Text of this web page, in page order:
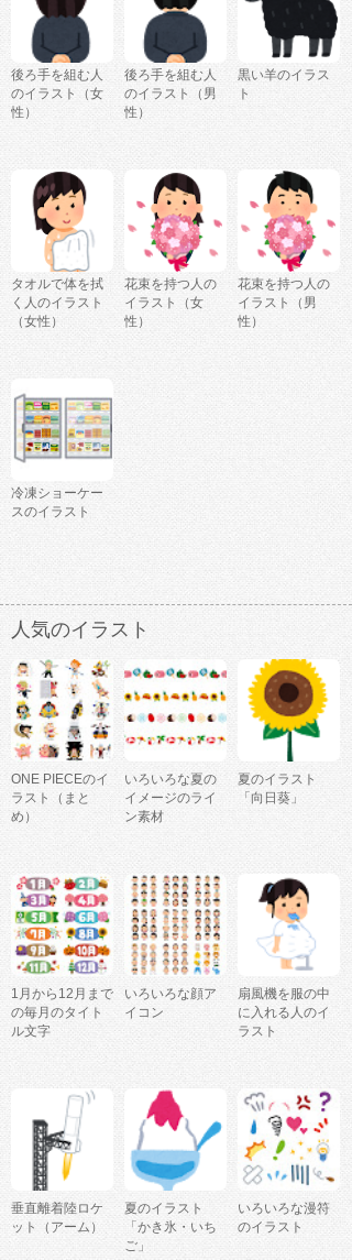
後ろ手を組む人
のイラスト（女
性）
後ろ手を組む人
のイラスト（男
性）
黒い羊のイラス
ト
タオルで体を拭
く人のイラスト
（女性）
花束を持つ人の
イラスト（女
性）
花束を持つ人の
イラスト（男
性）
冷凍ショーケー
スのイラスト
人気のイラスト
ONE PIECEのイ
ラスト（まと
め）
いろいろな夏の
イメージのライ
ン素材
夏のイラスト
「向日葵」
1月から12月まで
の毎月のタイト
ル文字
いろいろな顔ア
イコン
扇風機を服の中
に入れる人のイ
ラスト
垂直離着陸ロケ
ット（アーム）
夏のイラスト
「かき氷・いち
ご」
いろいろな漫符
のイラスト